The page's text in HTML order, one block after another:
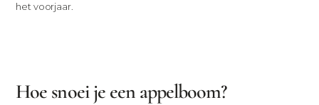
het voorjaar.
Hoe snoei je een appelboom?